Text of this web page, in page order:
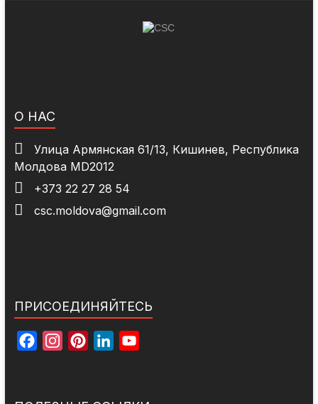
О НАС
Улица Армянская 61/13, Кишинев, Республика
Молдова MD2012
+373 22 27 28 54
csc.moldova@gmail.com
ПРИСОЕДИНЯЙТЕСЬ
e
t
t
k
T